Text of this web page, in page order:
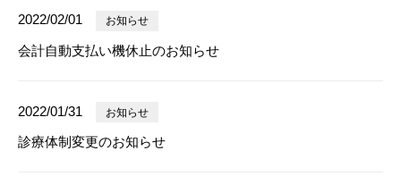
2022/02/01 お知らせ
会計自動支払い機休止のお知らせ
2022/01/31 お知らせ
診療体制変更のお知らせ